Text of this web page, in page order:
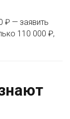
₽ — заявить
110 000 ₽,